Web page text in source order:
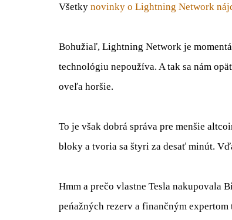
Všetky novinky o Lightning Network
Bohužiaľ, Lightning Network je
technológiu nepoužíva. A tak sa nám
oveľa horšie.
To je však dobrá správa pre menšie
bloky a tvoria sa štyri za desať minút.
Hmm a prečo vlastne Tesla
peńažných rezerv a finančným